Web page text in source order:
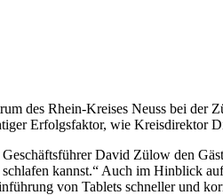
des Rhein-Kreises Neuss bei der
Erfolgsfaktor, wie Kreisdirektor
David Zülow den
schlafen kannst.“ Auch im Hinblick
von Tablets schneller und